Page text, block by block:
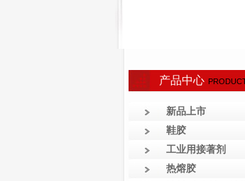
产品中心
新品上市
鞋胶
工业用接著剂
热熔胶